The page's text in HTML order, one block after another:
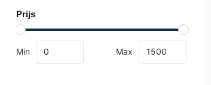
Prijs
Min Max